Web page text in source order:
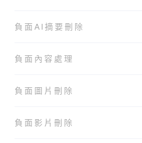
負面AI摘要刪除
負面內容處理
負面圖片刪除
負面影片刪除